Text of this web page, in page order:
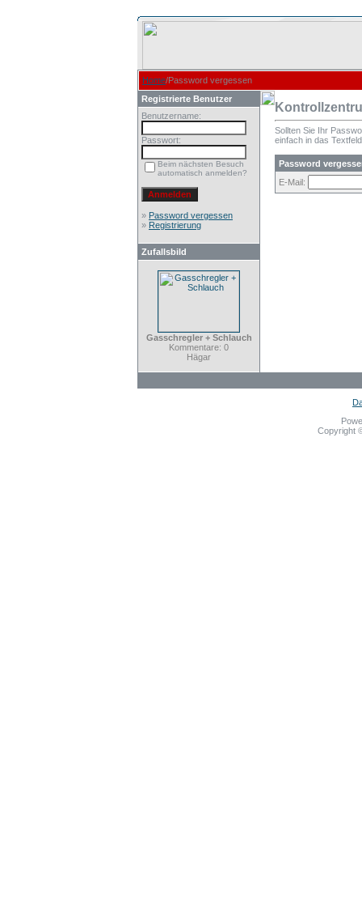
Home/Password vergessen
Registrierte Benutzer
Benutzername:
Passwort:
Beim nächsten Besuch
automatisch anmelden?
» Password vergessen
» Registrierung
Zufallsbild
Gasschregler + Schlauch
Kommentare: 0
Hägar
Sollten Sie Ihr
einfach in das
Password
E-Mail:
Copyright